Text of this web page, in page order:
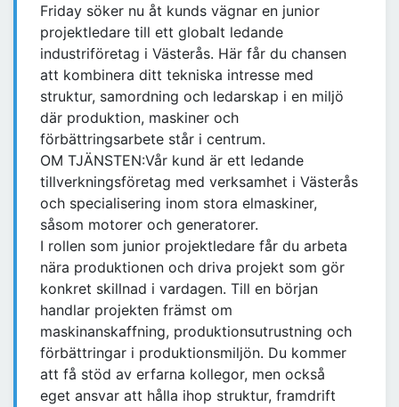
Friday söker nu åt kunds vägnar en junior
projektledare till ett globalt ledande
industriföretag i Västerås. Här får du chansen
att kombinera ditt tekniska intresse med
struktur, samordning och ledarskap i en miljö
där produktion, maskiner och
förbättringsarbete står i centrum.
OM TJÄNSTEN:Vår kund är ett ledande
tillverkningsföretag med verksamhet i Västerås
och specialisering inom stora elmaskiner,
såsom motorer och generatorer.
I rollen som junior projektledare får du arbeta
nära produktionen och driva projekt som gör
konkret skillnad i vardagen. Till en början
handlar projekten främst om
maskinanskaffning, produktionsutrustning och
förbättringar i produktionsmiljön. Du kommer
att få stöd av erfarna kollegor, men också
eget ansvar att hålla ihop struktur, framdrift